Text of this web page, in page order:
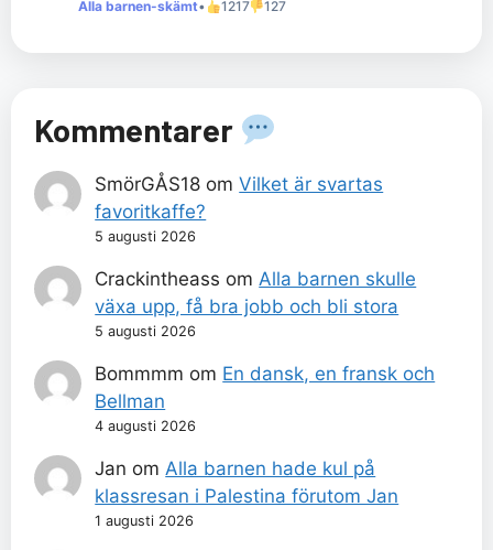
Alla barnen-skämt• 1217 127
Kommentarer
SmörGÅS18 omVilket är svartas
favoritkaffe?
5 augusti 2026
Crackintheass om Alla barnen skulle
växa upp, få bra jobb och bli stora
5 augusti 2026
Bommmm om En dansk, en fransk och
Bellman
4 augusti 2026
Jan om Alla barnen hade kul på
klassresan i Palestina förutom Jan
1 augusti 2026